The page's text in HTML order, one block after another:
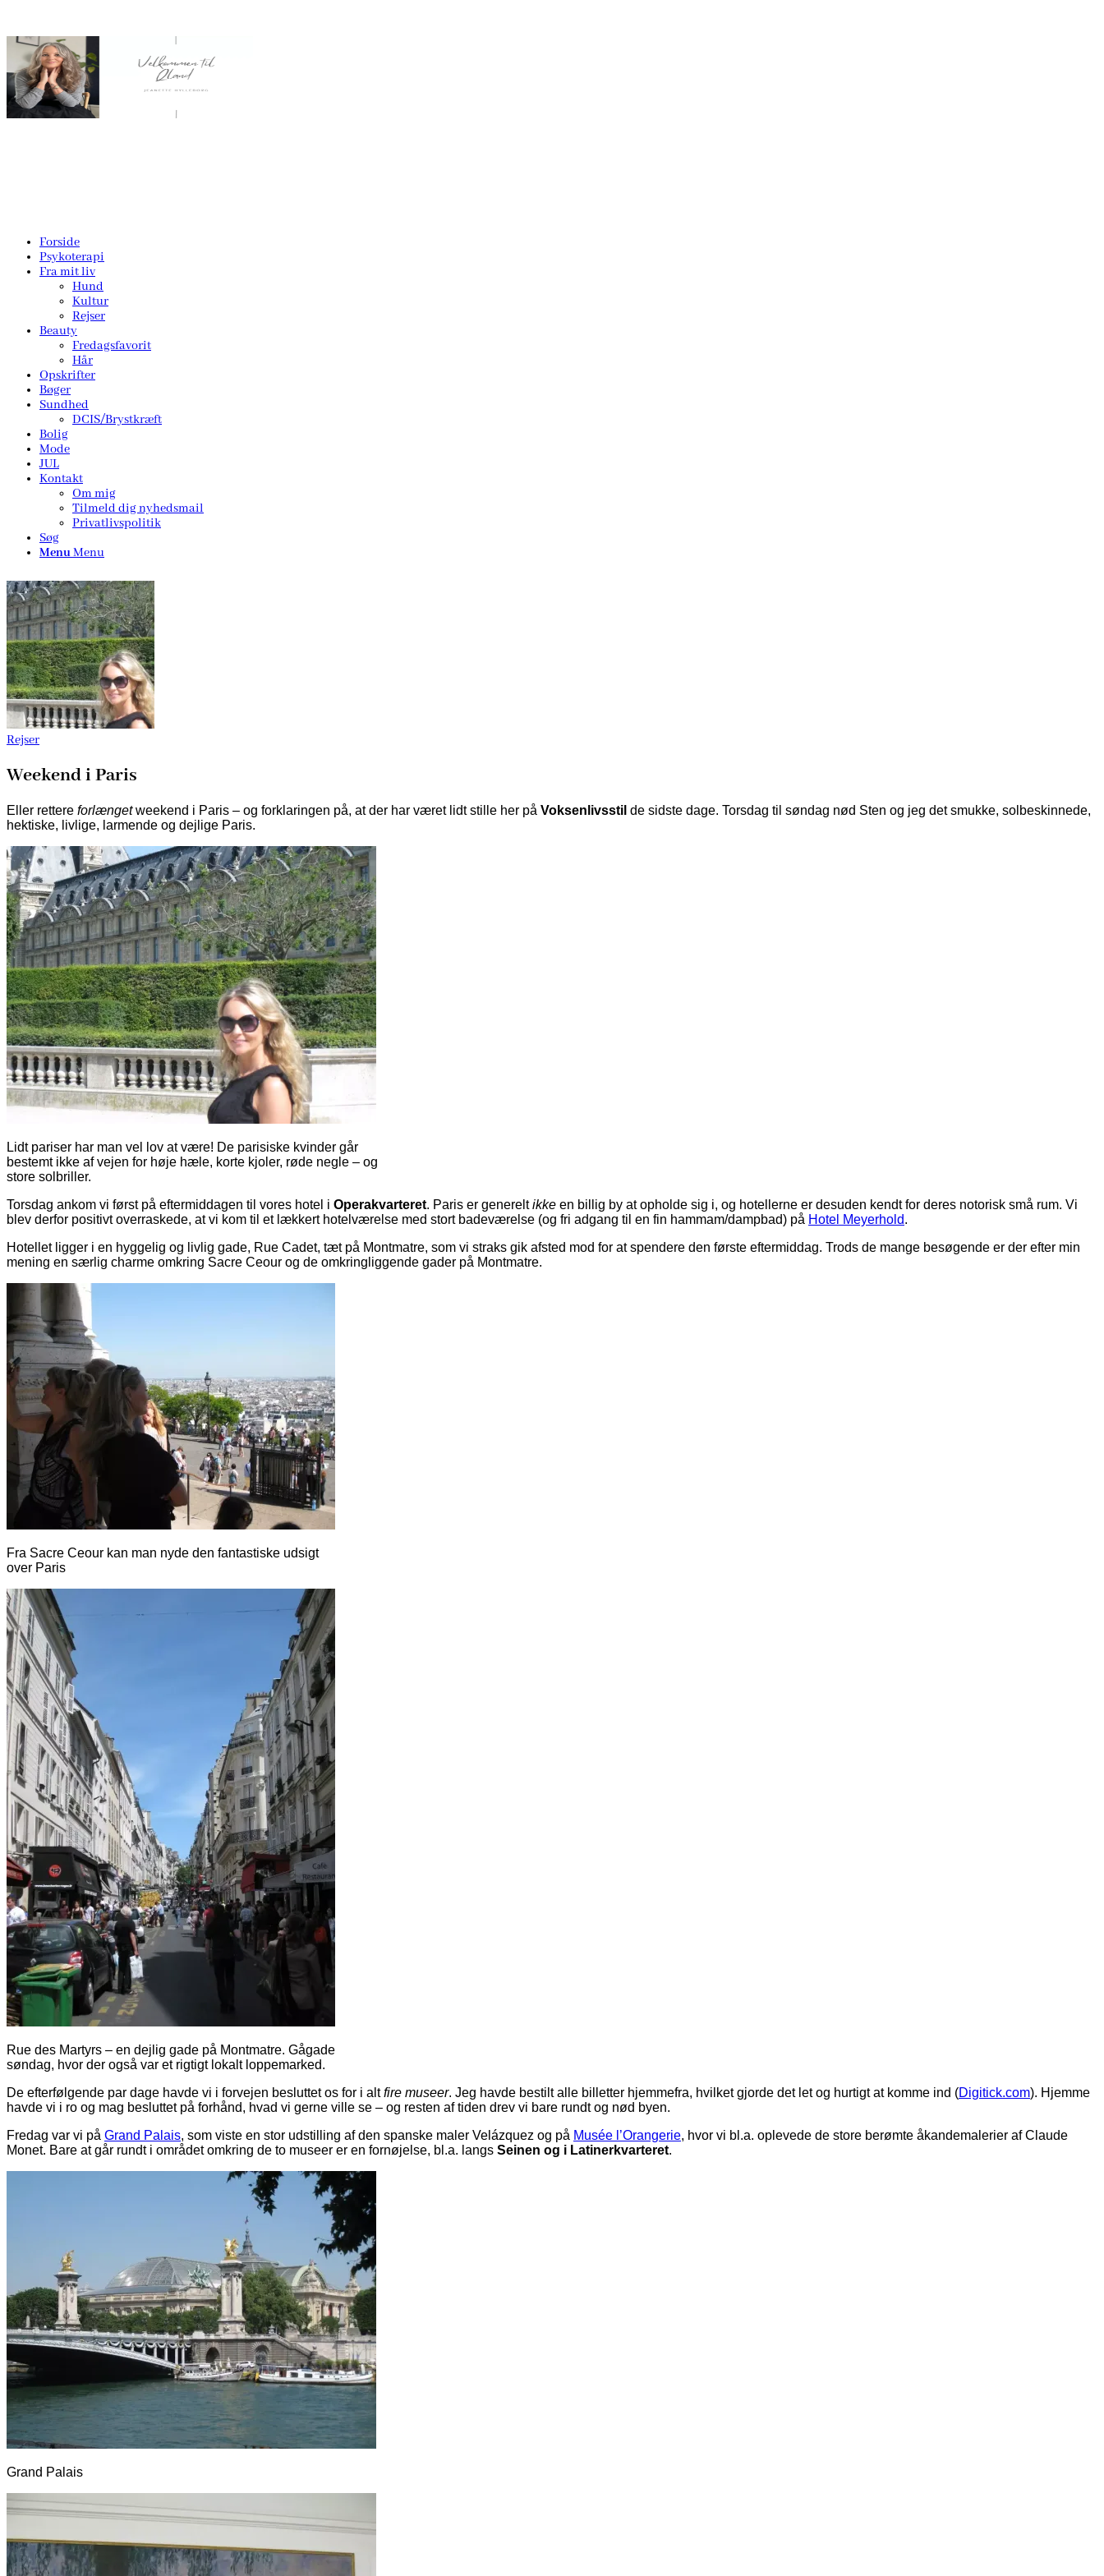
Forside
Psykoterapi
Fra mit liv
Hund
Kultur
Rejser
Beauty
Fredagsfavorit
Hår
Opskrifter
Bøger
Sundhed
DCIS/Brystkræft
Bolig
Mode
JUL
Kontakt
Om mig
Tilmeld dig nyhedsmail
Privatlivspolitik
Søg
MenuMenu
Rejser
Weekend i Paris
Eller rettere forlængetweekend i Paris – og forklaringen på, at der har været lidt stille her på Voksenlivsstil de sidste dage. Torsdag til søndag nød Sten og jeg det smukke, solbeskinnede,
hektiske, livlige, larmende og dejlige Paris.
Lidt pariser har man vel lov at være! De parisiske kvinder går
bestemt ikke af vejen for høje hæle, korte kjoler, røde negle – og
store solbriller.
Torsdag ankom vi først på eftermiddagen til vores hotel i Operakvarteret. Paris er genereltikke en billig by at opholde sig i, og hotellerne er desuden kendt for deres notorisk små rum. Vi
blev derfor positivt overraskede, at vi kom til et lækkert hotelværelse med stort badeværelse (og fri adgang til en fin hammam/dampbad) på Hotel Meyerhold.
Hotellet ligger i en hyggelig og livlig gade, Rue Cadet, tæt på Montmatre, som vi straks gik afsted mod for at spendere den første eftermiddag. Trods de mange besøgende er der efter min
mening en særlig charme omkring Sacre Ceour og de omkringliggende gader på Montmatre.
Fra Sacre Ceour kan man nyde den fantastiske udsigt
over Paris
Rue des Martyrs – en dejlig gade på Montmatre. Gågade
søndag, hvor der også var et rigtigt lokalt loppemarked.
De efterfølgende par dage havde vi i forvejen besluttet os for i altfire museer. Jeg havde bestilt alle billetter hjemmefra, hvilket gjorde det let og hurtigt at komme ind (Digitick.com). Hjemme
havde vi i ro og mag besluttet på forhånd, hvad vi gerne ville se – og resten af tiden drev vi bare rundt og nød byen.
Fredag var vi på Grand Palais, som viste en stor udstilling af den spanske maler Velázquez og på Musée l’Orangerie, hvor vi bl.a. oplevede de store berømte åkandemalerier af Claude
Monet. Bare at går rundt i området omkring de to museer er en fornøjelse, bl.a. langs Seinen og i Latinerkvarteret.
Grand Palais